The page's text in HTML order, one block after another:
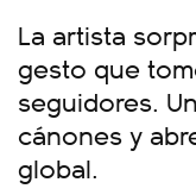
La artista
gesto que
seguidores.
cánones y
global.